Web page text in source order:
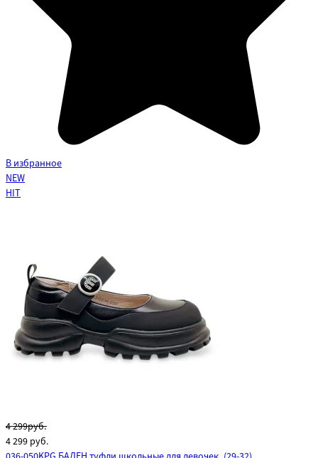
В избранное
NEW
HIT
4 299руб.
4 299 руб.